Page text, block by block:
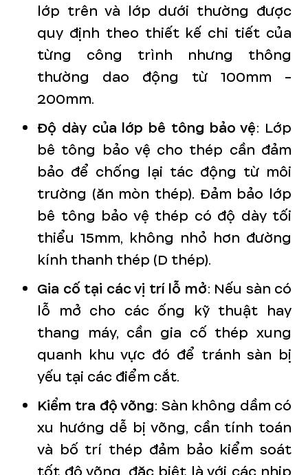
lớp trên và lớp dưới thường được
quy định theo thiết kế chi tiết của
từng công trình nhưng thông
thường dao động từ 100mm -
200mm.
Độ dày của lớp bê tông bảo vệ: Lớp
bê tông bảo vệ cho thép cần đảm
bảo để chống lại tác động từ môi
trường (ăn mòn thép). Đảm bảo lớp
bê tông bảo vệ thép có độ dày tối
thiểu 15mm, không nhỏ hơn đường
kính thanh thép (D thép).
Gia cố tại các vị trí lỗ mở: Nếu sàn có
lỗ mở cho các ống kỹ thuật hay
thang máy, cần gia cố thép xung
quanh khu vực đó để tránh sàn bị
yếu tại các điểm cắt.
Kiểm tra độ võng: Sàn không dầm có
xu hướng dễ bị võng, cần tính toán
và bố trí thép đảm bảo kiểm soát